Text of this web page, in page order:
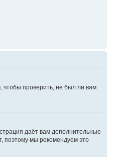
чтобы проверить, не был ли вам
даёт вам дополнительные
поэтому мы рекомендуем это